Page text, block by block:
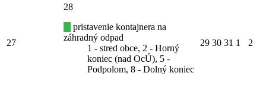
27
28
pristavenie kontajnera na
záhradný odpad
1 - stred obce, 2 - Horný
koniec (nad OcÚ), 5 -
Podpolom, 8 - Dolný koniec
29 30 31 1 2